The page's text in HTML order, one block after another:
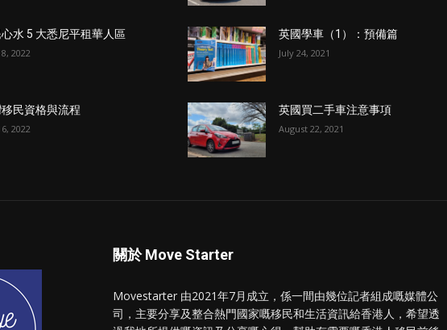
水 5 大悉尼平租華人區
2022
民資格與流程
2022
英國學車（1）：預備篇
July 24, 2021
英國買二手車注意事項
August 22, 2021
關於 Move Starter
Movestarter 由2021年7月成立，係一間由幾位記者組成嘅媒體公
司，主要分享及整合熱門國家嘅移民和生活資訊給香港人，希望透